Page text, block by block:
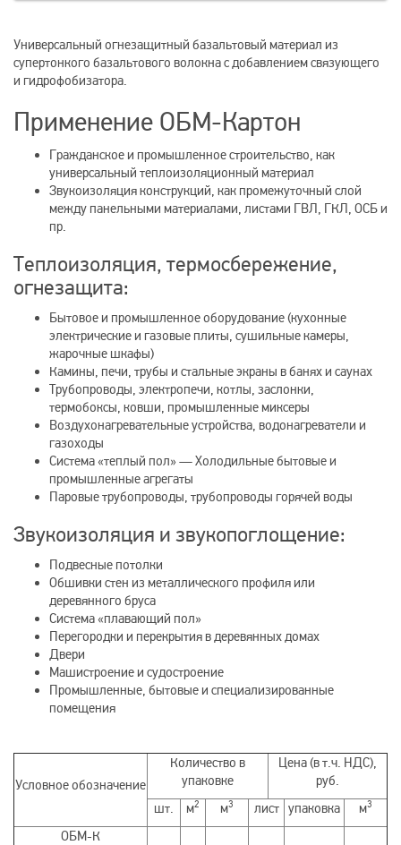
Универсальный огнезащитный базальтовый материал из
супертонкого базальтового волокна с добавлением связующего
и гидрофобизатора.
Применение ОБМ-Картон
Гражданское и промышленное строительство, как
универсальный теплоизоляционный материал
Звукоизоляция конструкций, как промежуточный слой
между панельными материалами, листами ГВЛ, ГКЛ, ОСБ и
пр.
Теплоизоляция, термосбережение,
огнезащита:
Бытовое и промышленное оборудование (кухонные
электрические и газовые плиты, сушильные камеры,
жарочные шкафы)
Камины, печи, трубы и стальные экраны в банях и саунах
Трубопроводы, электропечи, котлы, заслонки,
термобоксы, ковши, промышленные миксеры
Воздухонагревательные устройства, водонагреватели и
газоходы
Система «теплый пол» — Холодильные бытовые и
промышленные агрегаты
Паровые трубопроводы, трубопроводы горячей воды
Звукоизоляция и звукопоглощение:
Подвесные потолки
Обшивки стен из металлического профиля или
деревянного бруса
Система «плавающий пол»
Перегородки и перекрытия в деревянных домах
Двери
Машистроение и судостроение
Промышленные, бытовые и специализированные
помещения
Условное обозначение
Количество в
упаковке
Цена (в т.ч. НДС),
руб.
шт.
м2 м3 лист упаковка м3
ОБМ-К